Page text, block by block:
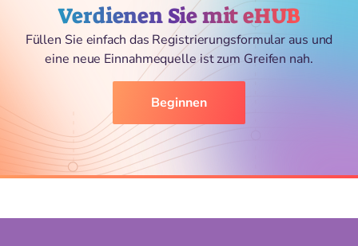
Verdienen Sie mit eHUB
Füllen Sie einfach das Registrierungsformular aus und
eine neue Einnahmequelle ist zum Greifen nah.
Beginnen